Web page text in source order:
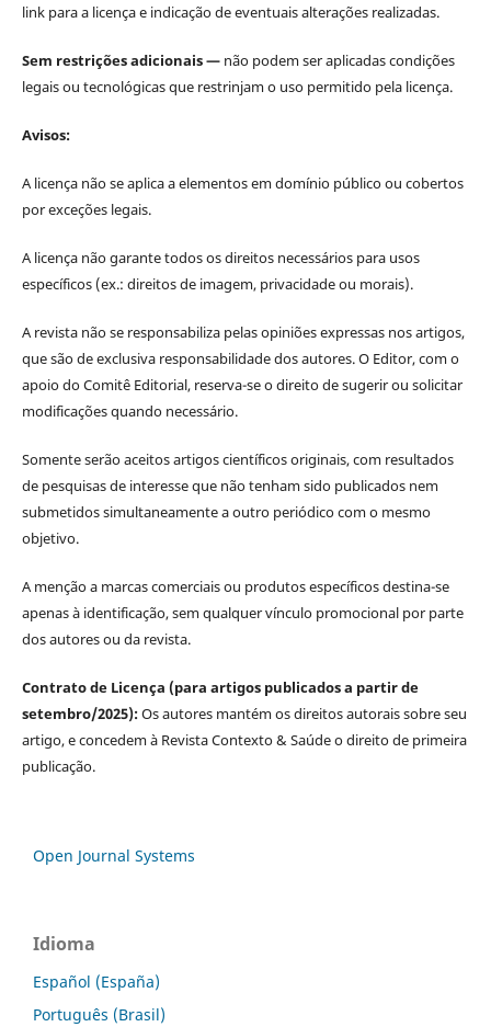
link para a licença e indicação de eventuais alterações realizadas.
Sem restrições adicionais — não podem ser aplicadas condições
legais ou tecnológicas que restrinjam o uso permitido pela licença.
Avisos:
A licença não se aplica a elementos em domínio público ou cobertos
por exceções legais.
A licença não garante todos os direitos necessários para usos
específicos (ex.: direitos de imagem, privacidade ou morais).
A revista não se responsabiliza pelas opiniões expressas nos artigos,
que são de exclusiva responsabilidade dos autores. O Editor, com o
apoio do Comitê Editorial, reserva-se o direito de sugerir ou solicitar
modificações quando necessário.
Somente serão aceitos artigos científicos originais, com resultados
de pesquisas de interesse que não tenham sido publicados nem
submetidos simultaneamente a outro periódico com o mesmo
objetivo.
A menção a marcas comerciais ou produtos específicos destina-se
apenas à identificação, sem qualquer vínculo promocional por parte
dos autores ou da revista.
Contrato de Licença (para artigos publicados a partir de
setembro/2025):Os autores mantém os direitos autorais sobre seu
artigo, e concedem à Revista Contexto & Saúde o direito de primeira
publicação.
Open Journal Systems
Idioma
Español (España)
Português (Brasil)